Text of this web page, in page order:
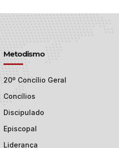
Metodismo
20º Concílio Geral
Concílios
Discipulado
Episcopal
Liderança